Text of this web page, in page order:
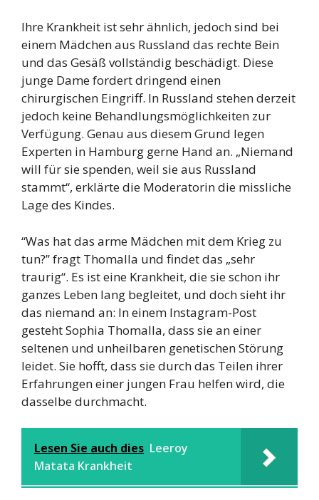
Ihre Krankheit ist sehr ähnlich, jedoch sind bei
einem Mädchen aus Russland das rechte Bein
und das Gesäß vollständig beschädigt. Diese
junge Dame fordert dringend einen
chirurgischen Eingriff. In Russland stehen derzeit
jedoch keine Behandlungsmöglichkeiten zur
Verfügung. Genau aus diesem Grund legen
Experten in Hamburg gerne Hand an. „Niemand
will für sie spenden, weil sie aus Russland
stammt“, erklärte die Moderatorin die missliche
Lage des Kindes.
“Was hat das arme Mädchen mit dem Krieg zu
tun?” fragt Thomalla und findet das „sehr
traurig“. Es ist eine Krankheit, die sie schon ihr
ganzes Leben lang begleitet, und doch sieht ihr
das niemand an: In einem Instagram-Post
gesteht Sophia Thomalla, dass sie an einer
seltenen und unheilbaren genetischen Störung
leidet. Sie hofft, dass sie durch das Teilen ihrer
Erfahrungen einer jungen Frau helfen wird, die
dasselbe durchmacht.
Lesen Sie auch dies Leeroy
Matata Krankheit